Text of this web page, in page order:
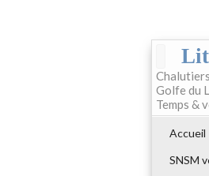
Golfe du
Temps &
Accueil
SNSM